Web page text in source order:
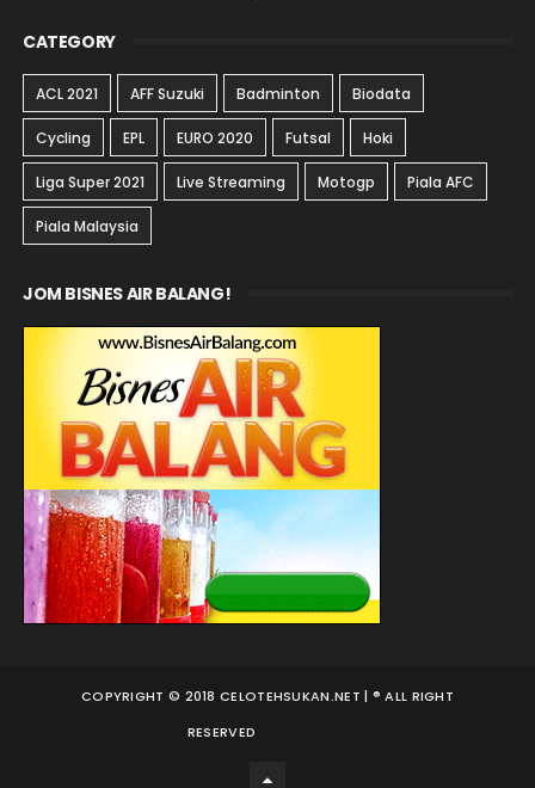
CATEGORY
ACL 2021 AFF Suzuki Badminton Biodata
Cycling EPL EURO 2020 Futsal Hoki
Liga Super 2021 Live Streaming Motogp Piala AFC
Piala Malaysia
JOM BISNES AIR BALANG!
COPYRIGHT © 2018 CELOTEHSUKAN.NET | ® ALL RIGHT
RESERVED